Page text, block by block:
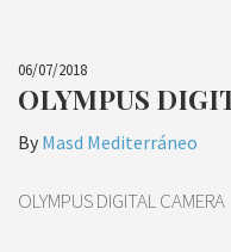
06/07/2018
OLYMPUS
By Masd Mediterráneo
OLYMPUS DIGITAL CAMERA